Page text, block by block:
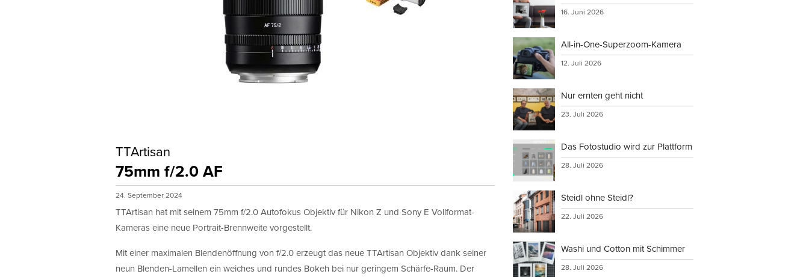
TTArtisan
75mm f/2.0 AF
24. September 2024
TTArtisan hat mit seinem 75mm f/2.0 Autofokus Objektiv für Nikon Z und Sony E Vollformat-
Kameras eine neue Portrait-Brennweite vorgestellt.
Mit einer maximalen Blendenöffnung von f/2.0 erzeugt das neue TTArtisan Objektiv dank seiner
neun Blenden-Lamellen ein weiches und rundes Bokeh bei nur geringem Schärfe-Raum. Der
16. Juni 2026
All-in-One-Superzoom-Kamera
12. Juli 2026
Nur ernten geht nicht
23. Juli 2026
Das Fotostudio wird zur Plattform
28. Juli 2026
Steidl ohne Steidl?
22. Juli 2026
Washi und Cotton mit Schimmer
28. Juli 2026